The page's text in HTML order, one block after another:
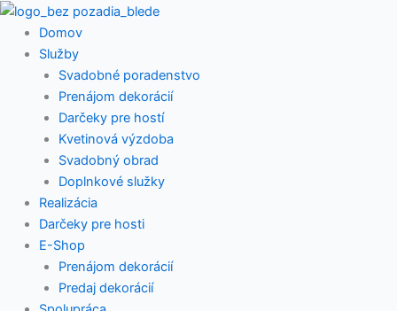
Preskočiť
obsah
Domov
Služby
Svadobné poradenstvo
Prenájom dekorácií
Darčeky pre hostí
Kvetinová výzdoba
Svadobný obrad
Doplnkové služky
Realizácia
Darčeky pre hosti
E-Shop
Prenájom dekorácií
Predaj dekorácií